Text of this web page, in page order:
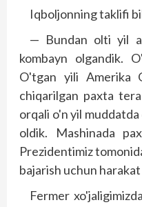
Iqboljonning taklifi
— Bundan olti yil
kombayn olgandik.
O'tgan yili Amerika
chiqarilgan paxta
orqali o'n yil
oldik. Mashinada
Prezidentimiz
bajarish uchun
Fermer